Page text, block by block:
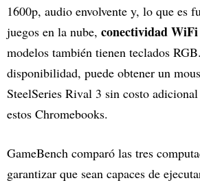
1600p, audio envolvente y, lo que es
juegos en la nube, conectividad
modelos también tienen teclados
disponibilidad, puede obtener un
SteelSeries Rival 3 sin costo
estos Chromebooks.
GameBench comparó las tres
garantizar que sean capaces de